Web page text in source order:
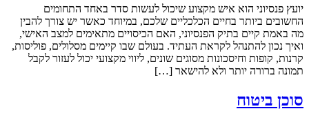
יועץ פנסיוני הוא איש מקצוע שיכול לעשות סדר באחד התחומים
החשובים ביותר בחיים הכלכליים שלכם, במיוחד כאשר יש צורך להבין
מה באמת קיים בתיק הפנסיוני, האם הכיסויים מתאימים למצב האישי,
ואיך נכון להתנהל לקראת העתיד. בעולם שבו קיימים מסלולים, פוליסות,
קרנות, קופות וחיסכונות מסוגים שונים, ליווי מקצועי יכול לעזור לקבל
תמונה ברורה יותר ולא להישאר […]
סוכן ביטוח